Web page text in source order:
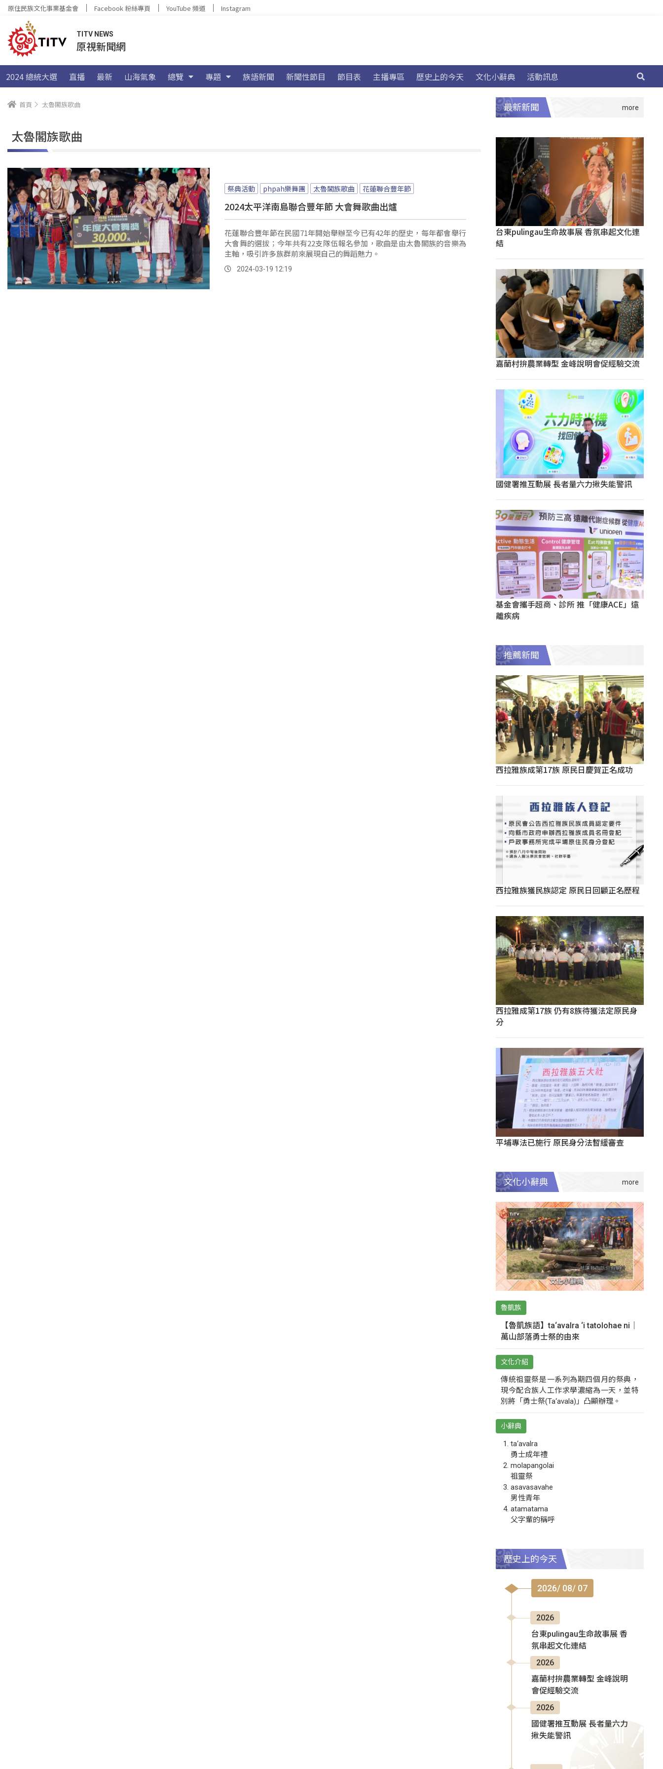
原住民族文化事業基金會 Facebook 粉絲專頁 YouTube 頻道 Instagram
TITV NEWS
原視新聞網
2024 總統大選 直播 最新 山海氣象 總覽 專題 族語新聞 新聞性節目 節目表 主播專區 歷史上的今天 文化小辭典 活動訊息
首頁 太魯閣族歌曲
太魯閣族歌曲
祭典活動 phpah樂舞團 太魯閣族歌曲 花蓮聯合豐年節
2024太平洋南島聯合豐年節 大會舞歌曲出爐
花蓮聯合豐年節在民國71年開始舉辦至今已有42年的歷史，每年都會舉行
大會舞的選拔；今年共有22支隊伍報名參加，歌曲是由太魯閣族的音樂為
主軸，吸引許多族群前來展現自己的舞蹈魅力。
2024-03-19 12:19
最新新聞
台東pulingau生命故事展 香氛串起文化連
結
嘉蘭村拚農業轉型 金峰說明會促經驗交流
國健署推互動展 長者量六力揪失能警訊
基金會攜手超商、診所 推「健康ACE」遠
離疾病
推薦新聞
西拉雅族成第17族 原民日慶賀正名成功
西拉雅族獲民族認定 原民日回顧正名歷程
西拉雅成第17族 仍有8族待獲法定原民身
分
平埔專法已施行 原民身分法暫緩審查
文化小辭典
魯凱族
【魯凱族語】ta‘avalra ‘i tatolohae ni｜
萬山部落勇士祭的由來
文化介紹
傳統祖靈祭是一系列為期四個月的祭典，
現今配合族人工作求學濃縮為一天，並特
別將「勇士祭(Ta‘avala)」凸顯辦理。
小辭典
ta‘avalra
勇士成年禮
molapangolai
祖靈祭
asavasavahe
男性青年
atamatama
父字輩的稱呼
歷史上的今天
2026/ 08/ 07
2026
台東pulingau生命故事展 香
氛串起文化連結
2026
嘉蘭村拚農業轉型 金峰說明
會促經驗交流
2026
國健署推互動展 長者量六力
揪失能警訊